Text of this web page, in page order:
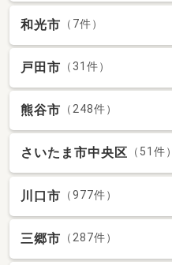
和光市 （7件）
戸田市 （31件）
熊谷市 （248件）
さいたま市中央区 （51件）
川口市 （977件）
三郷市 （287件）